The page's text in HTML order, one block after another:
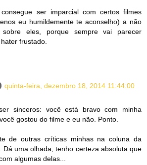
ser imparcial com certos filmes
eu humildemente te aconselho) a não
sobre eles, porque sempre vai parecer
frustado.
quinta-feira, dezembro 18, 2014 11:44:00
sinceros: você está bravo com minha
gostou do filme e eu não. Ponto.
de outras críticas minhas na coluna da
Dá uma olhada, tenho certeza absoluta que
algumas delas...